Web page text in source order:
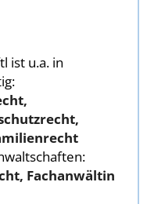
ist u.a. in
Fachanwältin